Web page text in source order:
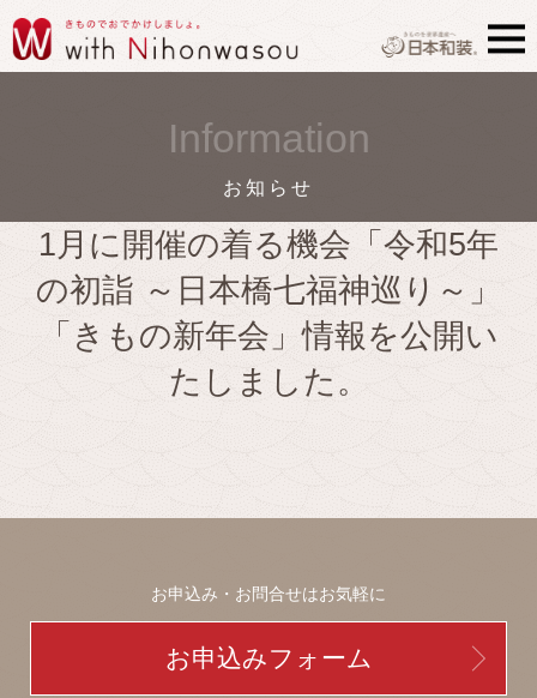
Information
お知らせ
1月に開催の着る機会「令和5年
の初詣 ～日本橋七福神巡り～」
「きもの新年会」情報を公開い
たしました。
お申込み・お問合せはお気軽に
お申込みフォーム